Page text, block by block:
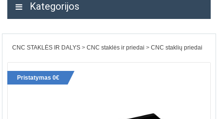
Kategorijos
CNC STAKLĖS IR DALYS CNC staklės ir priedai CNC staklių priedai
Pristatymas 0€